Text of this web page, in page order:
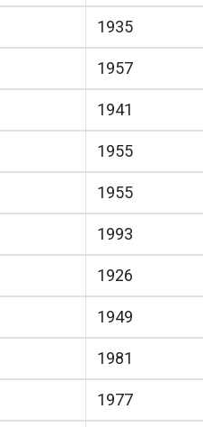
1935
1957
1941
1955
1955
1993
1926
1949
1981
1977